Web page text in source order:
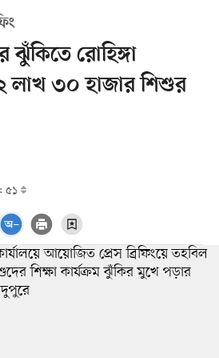
রোহিঙ্গা
লাখ ৩০ হাজার শিশুর
৫১